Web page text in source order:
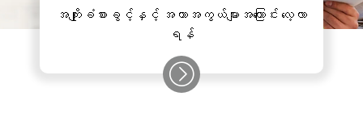
အကျိုးခံစားခွင့်နှင့် အကာအကွယ်များအကြောင်း လေ့လာ
ရန်